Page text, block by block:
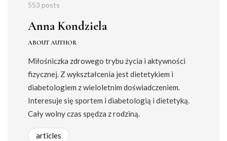
553 posts
Anna Kondziela
ABOUT AUTHOR
Miłośniczka zdrowego trybu życia i aktywności
fizycznej. Z wykształcenia jest dietetykiem i
diabetologiem z wieloletnim doświadczeniem.
Interesuje się sportem i diabetologią i dietetyką.
Cały wolny czas spędza z rodziną.
articles